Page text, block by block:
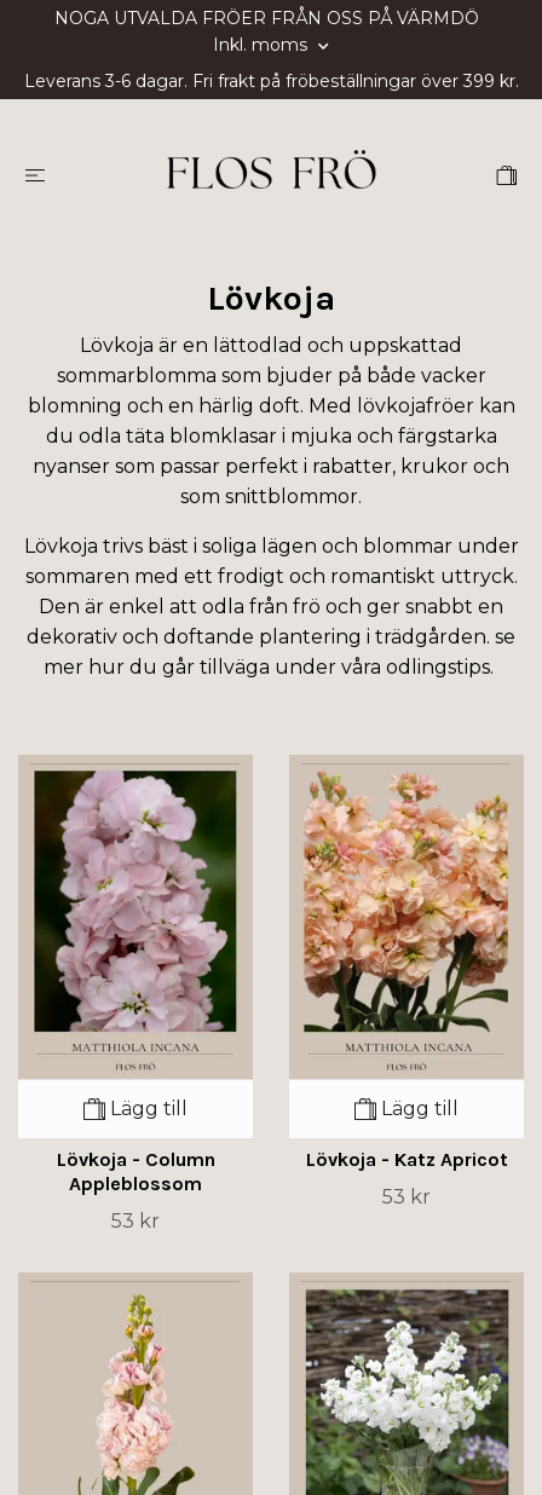
NOGA UTVALDA FRÖER FRÅN OSS PÅ VÄRMDÖ
Inkl. moms
Leverans 3-6 dagar. Fri frakt på fröbeställningar över 399 kr.
Lövkoja
Lövkoja är en lättodlad och uppskattad
sommarblomma som bjuder på både vacker
blomning och en härlig doft. Med lövkojafröer kan
du odla täta blomklasar i mjuka och färgstarka
nyanser som passar perfekt i rabatter, krukor och
som snittblommor.
Lövkoja trivs bäst i soliga lägen och blommar under
sommaren med ett frodigt och romantiskt uttryck.
Den är enkel att odla från frö och ger snabbt en
dekorativ och doftande plantering i trädgården. se
mer hur du går tillväga under våra odlingstips.
Lägg till
Lövkoja - Column
Appleblossom
53 kr
Lägg till
Lövkoja - Katz Apricot
53 kr